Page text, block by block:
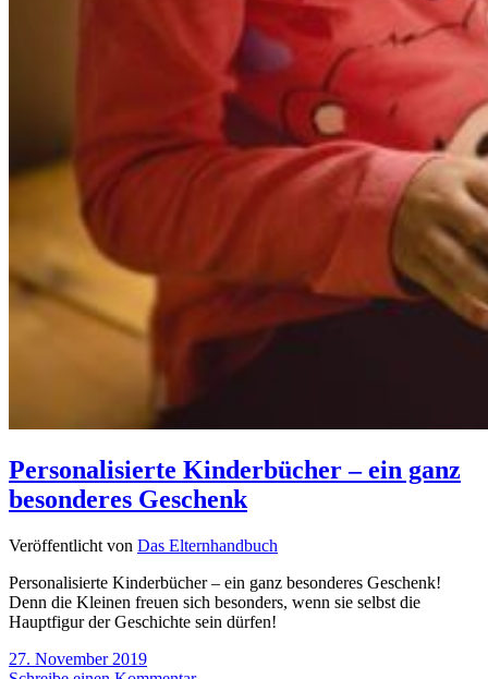
Personalisierte Kinderbücher – ein ganz
besonderes Geschenk
Veröffentlicht von Das Elternhandbuch
Personalisierte Kinderbücher – ein ganz besonderes Geschenk!
Denn die Kleinen freuen sich besonders, wenn sie selbst die
Hauptfigur der Geschichte sein dürfen!
27. November 2019